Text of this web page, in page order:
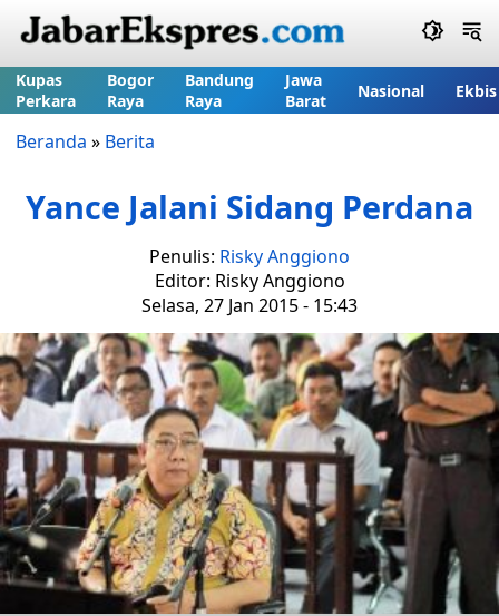
Kupas
Perkara
Bogor
Raya
Bandung
Raya
Jawa
Barat
Nasional Ekbis
Beranda » Berita
Yance Jalani Sidang Perdana
Penulis: Risky Anggiono
Editor: Risky Anggiono
Selasa, 27 Jan 2015 - 15:43